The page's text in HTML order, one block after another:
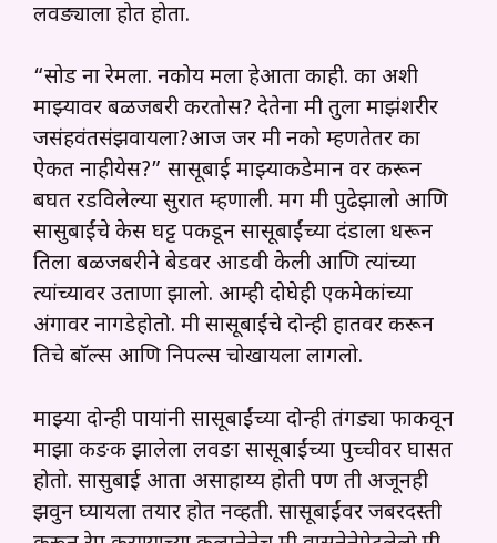
लवङ्याला होत होता.
“सोड ना रेमला. नकोय मला हेआता काही. का अशी
माझ्यावर बळजबरी करतोस? देतेना मी तुला माझंशरीर
जसंहवंतसंझवायला?आज जर मी नको म्हणतेतर का
ऐकत नाहीयेस?” सासूबाई माझ्याकडेमान वर करून
बघत रडविलेल्या सुरात म्हणाली. मग मी पुढेझालो आणि
सासुबाईंचे केस घट्ट पकडून सासूबाईंच्या दंडाला धरून
तिला बळजबरीने बेडवर आडवी केली आणि त्यांच्या
त्यांच्यावर उताणा झालो. आम्ही दोघेही एकमेकांच्या
अंगावर नागडेहोतो. मी सासूबाईंचे दोन्ही हातवर करून
तिचे बाॅल्स आणि निपल्स चोखायला लागलो.
माझ्या दोन्ही पायांनी सासूबाईंच्या दोन्ही तंगड्या फाकवून
माझा कङक झालेला लवङा सासूबाईंच्या पुच्चीवर घासत
होतो. सासुबाई आता असाहाय्य होती पण ती अजूनही
झवुन घ्यायला तयार होत नव्हती. सासूबाईंवर जबरदस्ती